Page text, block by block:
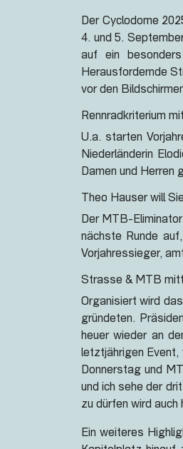
Der Cyclodome
4. und 5.
auf ein
Herausfordernde
vor den
Rennradkriterium
U.a. starten
Niederländerin
Damen und Herren
Theo Hauser will
Der MTB-
nächste Runde
Vorjahressieger,
Strasse & MTB
Organisiert wird
gründeten.
heuer wieder an
letztjährigen Event,
Donnerstag und
und ich sehe der
zu dürfen wird auch
Ein weiteres